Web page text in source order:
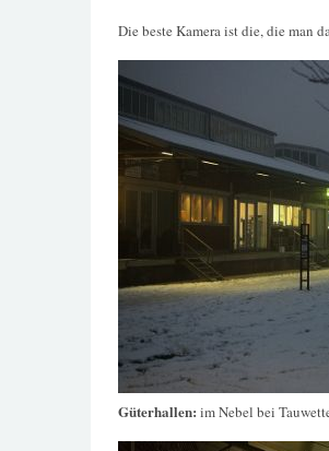
Die beste Kamera ist die, die man
Güterhallen: im Nebel bei